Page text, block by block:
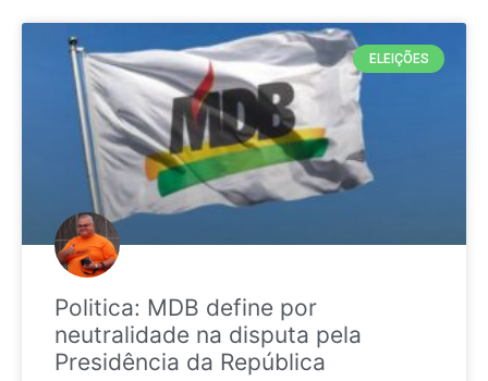
ELEIÇÕES
Politica: MDB define por
neutralidade na disputa pela
Presidência da República